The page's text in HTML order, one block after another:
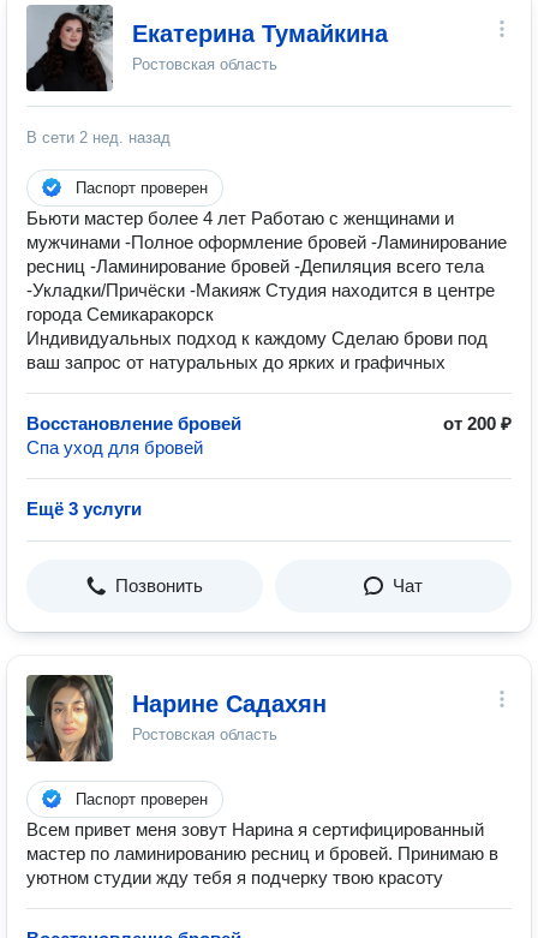
Екатерина Тумайкина
Ростовская область
В сети 2 нед. назад
Паспорт проверен
Бьюти мастер более 4 лет Работаю с женщинами и
мужчинами -Полное оформление бровей -Ламинирование
ресниц -Ламинирование бровей -Депиляция всего тела
-Укладки/Причёски -Макияж Студия находится в центре
города Семикаракорск
Индивидуальных подход к каждому Сделаю брови под
ваш запрос от натуральных до ярких и графичных
Восстановление бровей
от 200 ₽
Спа уход для бровей
Ещё 3 услуги
Позвонить Чат
Нарине Садахян
Ростовская область
Паспорт проверен
Всем привет меня зовут Нарина я сертифицированный
мастер по ламинированию ресниц и бровей. Принимаю в
уютном студии жду тебя я подчерку твою красоту